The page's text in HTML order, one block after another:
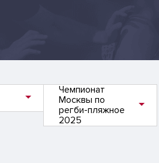
Чемпионат
Москвы по
регби-пляжное
2025